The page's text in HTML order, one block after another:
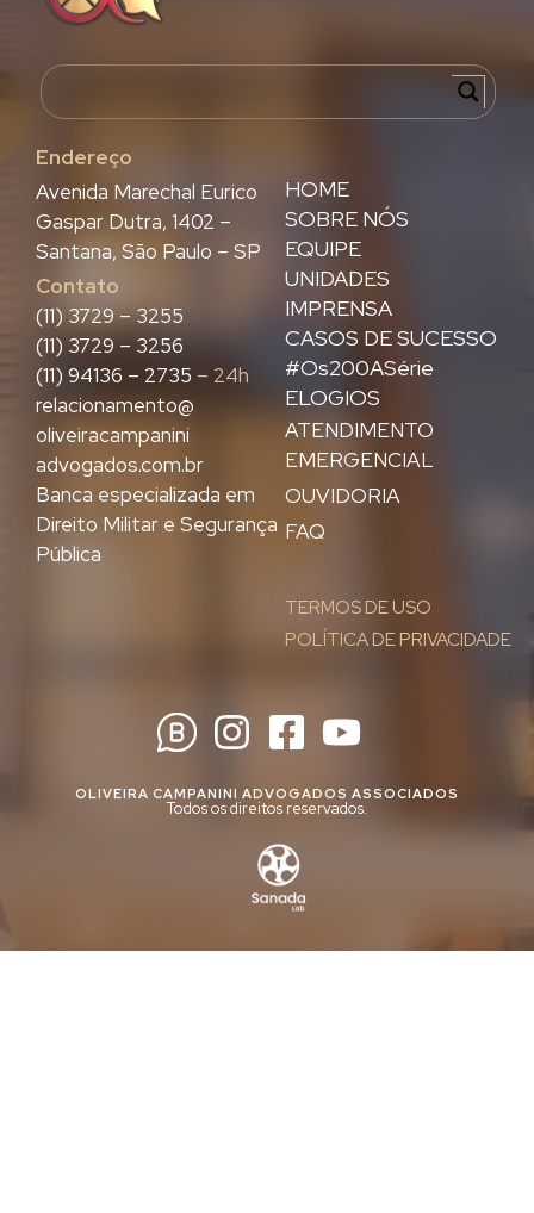
Endereço
HOME
SOBRE NÓS
EQUIPE
UNIDADES
IMPRENSA
CASOS DE SUCESSO
#Os200ASérie
ELOGIOS
ATENDIMENTO
EMERGENCIAL
OUVIDORIA
FAQ
TERMOS DE USO
POLÍTICA DE PRIVACIDADE
Avenida Marechal Eurico
Gaspar Dutra, 1402 –
Santana, São Paulo – SP
Contato
(11) 3729 – 3255
(11) 3729 – 3256
(11) 94136 – 2735 – 24h
relacionamento@
oliveiracampanini
advogados.com.br
Banca especializada em
Direito Militar e Segurança
Pública
OLIVEIRA CAMPANINI ADVOGADOS ASSOCIADOS
Todos os direitos reservados.